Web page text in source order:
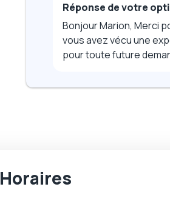
Réponse de votre
Bonjour Marion, Merci
vous avez vécu une
pour toute future
Horaires